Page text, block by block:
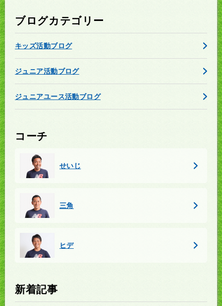
ブログカテゴリー
キッズ活動ブログ
ジュニア活動ブログ
ジュニアユース活動ブログ
コーチ
せいじ
三角
ヒデ
新着記事